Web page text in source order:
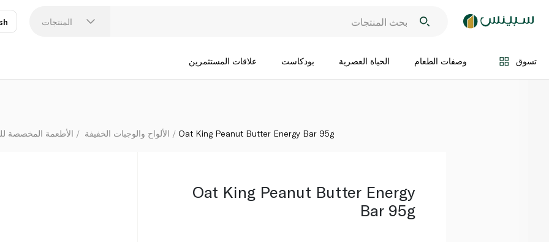
المنتجات
تسوق وصفات الطعام الحياة العصرية بودكاست علاقات المستثمرين
اضف الى السلة
الأطعمة المخصصة الألواح والوجبات الخفيفة Oat King Peanut Butter Energy Bar 95g
Oat King Peanut Butter Energy
Bar 95g